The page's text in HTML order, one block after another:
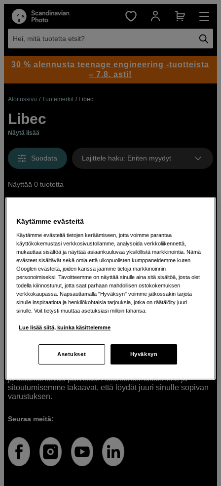
Hei, mitä tuotetta etsit?
Aloitussivu Tuotemerkit Libec
Libec
Näytä lisää
Suodata Lajittele haku: Eniten myydyt
Näyttää 0 tuotetta
Ratkaisuja luoville ihmisille jo vuodesta
1982
Olemme Scandinavian Photolla jo yli 40 vuoden ajan
auttaneet luovia ihmisiä toteuttamaan visioitaan.
Tarjoamme inspiraatiota, asiantuntemusta ja tuotteita
muun muassa valokuvauksen, äänen, videokuvauksen ja
musiikin ja taiteen harrastajia. Oikeilla työkaluilla ideat
muuttuvat todellisuudeksi. Autamme sinua valitsemaan
ja asiantuntevaa palvelua. Asiantuntemuksemme ja
sitoutumisemme takaavat, että löydät juuri sinulle sopivan
varustuksen.
Seuraa meitä:
30 % alennusta teenage engineering -tuotteista
– 7.8. asti!
Käytämme evästeitä
Käytämme evästeitä tietojen keräämiseen, jotta voimme parantaa
käyttökokemustasi verkkosivustollamme, analysoida verkkoliikennettä,
mukauttaa sisältöä ja näyttää asiaankuuluvaa yksilöllistä markkinointia. Nämä
evästeet sisältävät sekä omia että ulkopuolisten kumppaneidemme kuten
Googlen evästeitä, joiden kanssa jaamme tietoja markkinoinnin
personoimiseksi. Tavoitteemme on näyttää sinulle aina sitä sisältöä, josta olet
todella kiinnostunut, jotta saat parhaan mahdollisen ostokokemuksen
verkkokaupassa. Napsauttamalla "Hyväksyn" voimme jatkossakin tarjota
sinulle inspiraatiota ja henkilökohtaisia tarjouksia, jotka on räätälöity juuri
sinulle. Voit tietysti muuttaa asetuksiasi milloin tahansa.
Lue lisää siitä, kuinka käsittelemme
Asetukset Hyväksyn